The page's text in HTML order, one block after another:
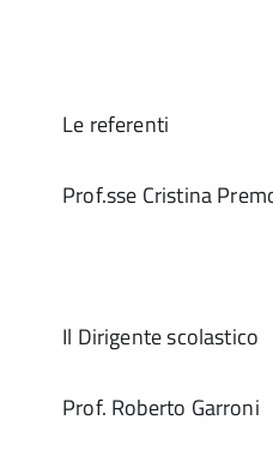
Le referenti
Prof.sse Cristina
Il Dirigente scolastico
Prof. Roberto Garroni